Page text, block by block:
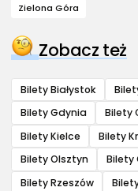
Zielona Góra
Zobacz też
Bilety Białystok
Bilety Gdynia
Bilety
Bilety Kielce
Bilety
Bilety Olsztyn
Bilety
Bilety Rzeszów